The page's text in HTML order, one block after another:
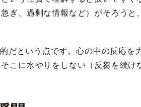
ぎ、過剰な情報など）がそろう
だという点です。心の中の反応を
こに水やりをしない（反芻を続け